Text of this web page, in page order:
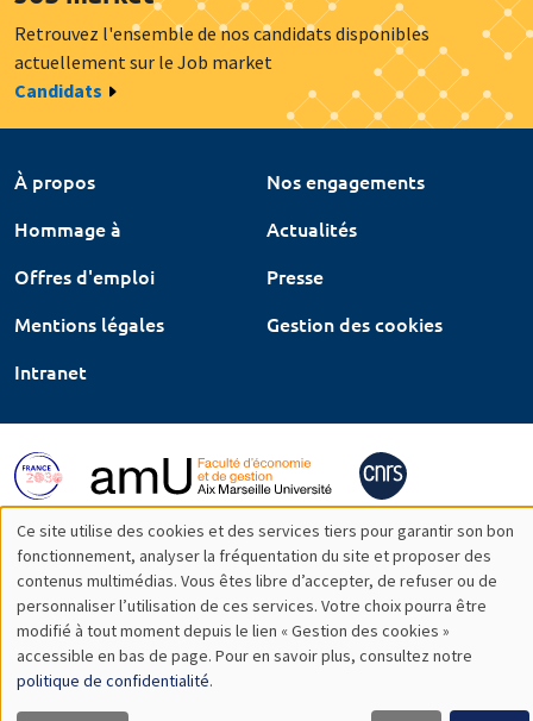
Retrouvez l'ensemble de nos candidats disponibles
actuellement sur le Job market
Candidats
À propos
Nos engagements
Hommage à
Actualités
Offres d'emploi
Presse
Mentions légales
Gestion des cookies
Intranet
Utilisation
des
données
personnelles
Ce site utilise des cookies et des services tiers pour garantir son bon
fonctionnement, analyser la fréquentation du site et proposer des
contenus multimédias. Vous êtes libre d’accepter, de refuser ou de
personnaliser l’utilisation de ces services. Votre choix pourra être
modifié à tout moment depuis le lien « Gestion des cookies »
accessible en bas de page. Pour en savoir plus, consultez notre
politique de confidentialité.